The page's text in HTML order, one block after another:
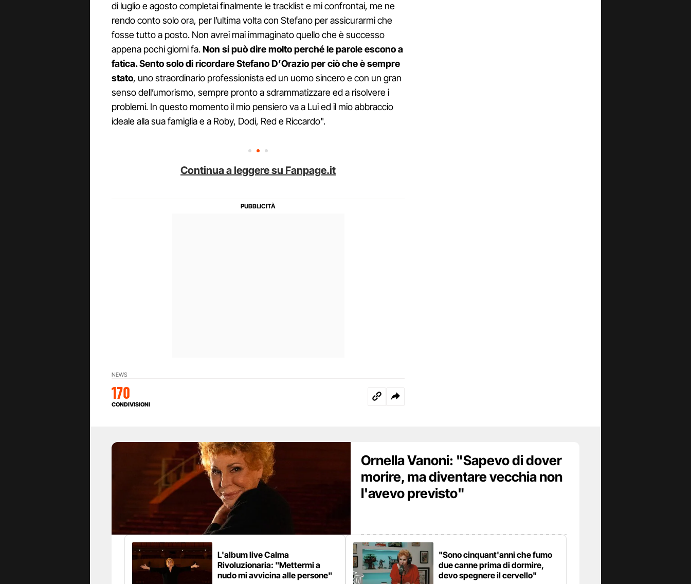
di luglio e agosto completai finalmente le tracklist e mi confrontai, me ne
rendo conto solo ora, per l’ultima volta con Stefano per assicurarmi che
fosse tutto a posto. Non avrei mai immaginato quello che è successo
appena pochi giorni fa.Non si può dire molto perché le parole escono a
fatica. Sento solo di ricordare Stefano D’Orazio per ciò che è sempre
stato, uno straordinario professionista ed un uomo sincero e con un gran
senso dell’umorismo, sempre pronto a sdrammatizzare ed a risolvere i
problemi. In questo momento il mio pensiero va a Lui ed il mio abbraccio
ideale alla sua famiglia e a Roby, Dodi, Red e Riccardo".
Continua a leggere su Fanpage.it
NEWS
170
CONDIVISIONI
Ornella Vanoni: "Sapevo di dover
morire, ma diventare vecchia non
l'avevo previsto"
L'album live Calma
Rivoluzionaria: "Mettermi a
nudo mi avvicina alle persone"
"Sono cinquant'anni che fumo
due canne prima di dormire,
devo spegnere il cervello"